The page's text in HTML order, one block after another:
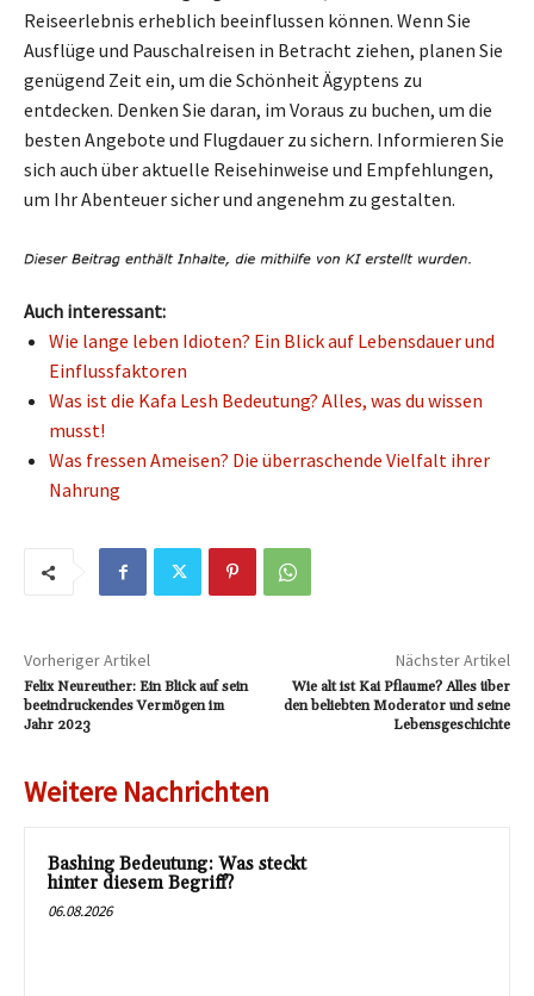
Reiseerlebnis erheblich beeinflussen können. Wenn Sie
Ausflüge und Pauschalreisen in Betracht ziehen, planen Sie
genügend Zeit ein, um die Schönheit Ägyptens zu
entdecken. Denken Sie daran, im Voraus zu buchen, um die
besten Angebote und Flugdauer zu sichern. Informieren Sie
sich auch über aktuelle Reisehinweise und Empfehlungen,
um Ihr Abenteuer sicher und angenehm zu gestalten.
Auch interessant:
Wie lange leben Idioten? Ein Blick auf Lebensdauer und
Einflussfaktoren
Was ist die Kafa Lesh Bedeutung? Alles, was du wissen
musst!
Was fressen Ameisen? Die überraschende Vielfalt ihrer
Nahrung
Vorheriger Artikel
Felix Neureuther: Ein Blick auf sein
beeindruckendes Vermögen im
Jahr 2023
Nächster Artikel
Wie alt ist Kai Pflaume? Alles über
den beliebten Moderator und seine
Lebensgeschichte
Weitere Nachrichten
Bashing Bedeutung: Was steckt
hinter diesem Begriff?
06.08.2026